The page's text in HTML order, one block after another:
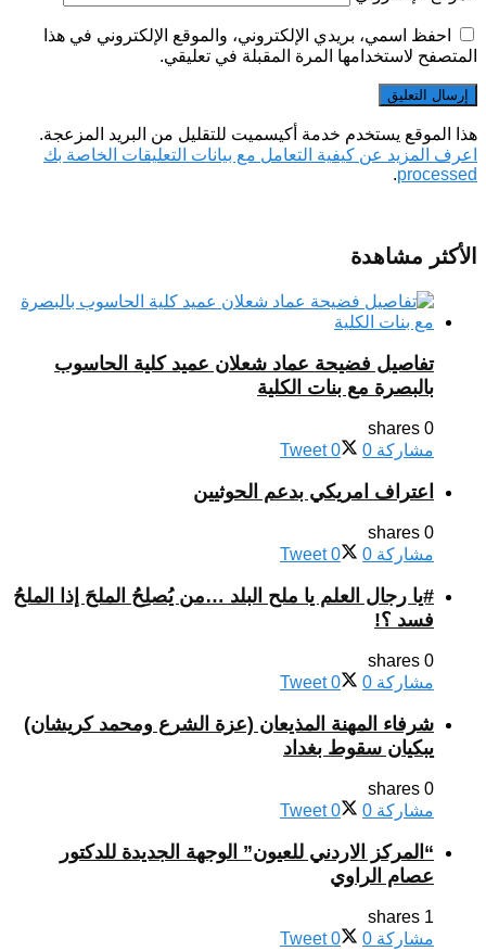
احفظ اسمي، بريدي الإلكتروني، والموقع الإلكتروني في هذا
المتصفح لاستخدامها المرة المقبلة في تعليقي.
هذا الموقع يستخدم خدمة أكيسميت للتقليل من البريد المزعجة.
اعرف المزيد عن كيفية التعامل مع بيانات التعليقات الخاصة بك
processed
.
الأكثر مشاهدة
تفاصيل فضيحة عماد شعلان عميد كلية الحاسوب
بالبصرة مع بنات الكلية
0 shares
مشاركة 0
Tweet 0
اعتراف امريكي بدعم الحوثيين
0 shares
مشاركة 0
Tweet 0
#يا رجال العلم يا ملح البلد …من يُصلِحُ الملحَ إذا الملحُ
فسد ؟!
0 shares
مشاركة 0
Tweet 0
شرفاء المهنة المذيعان (عزة الشرع ومحمد كريشان)
يبكيان سقوط بغداد
0 shares
مشاركة 0
Tweet 0
“المركز الاردني للعيون” الوجهة الجديدة للدكتور
عصام الراوي
1 shares
مشاركة 0
Tweet 0